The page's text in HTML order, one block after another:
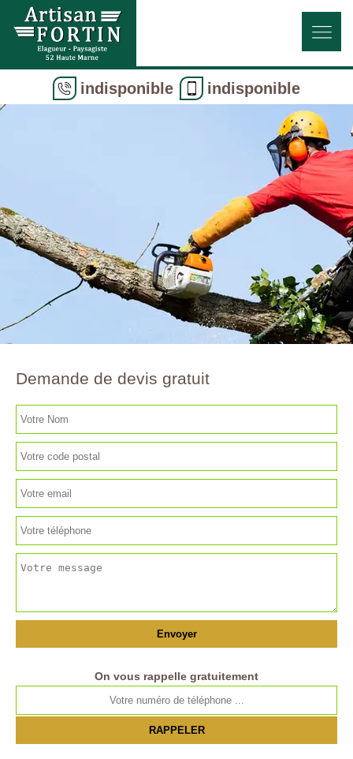
indisponible indisponible
Demande de devis gratuit
On vous rappelle gratuitement